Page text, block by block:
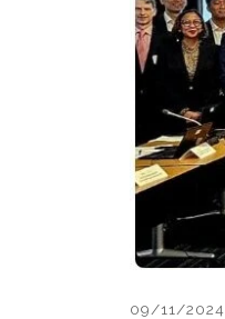
09/11/2024